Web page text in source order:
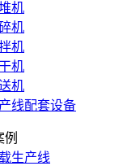
机
机
机
机
机
线配套设备
生产线